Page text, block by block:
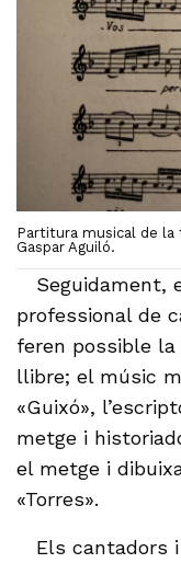
Partitura musical de
Gaspar Aguiló.
Seguidament,
professional de
feren possible la
llibre; el músic
«Guixó»,
metge i
el metge i
«Torres».
Els cantadors i